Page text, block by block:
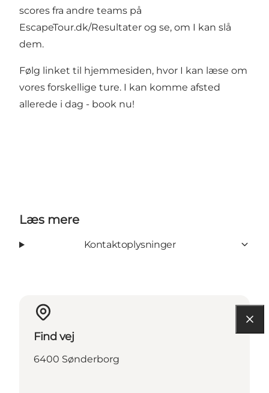
scores fra andre teams på
EscapeTour.dk/Resultater og se, om I kan slå
dem.
Følg linket til hjemmesiden, hvor I kan læse om
vores forskellige ture. I kan komme afsted
allerede i dag - book nu!
Læs mere
Kontaktoplysninger
Find vej
6400 Sønderborg